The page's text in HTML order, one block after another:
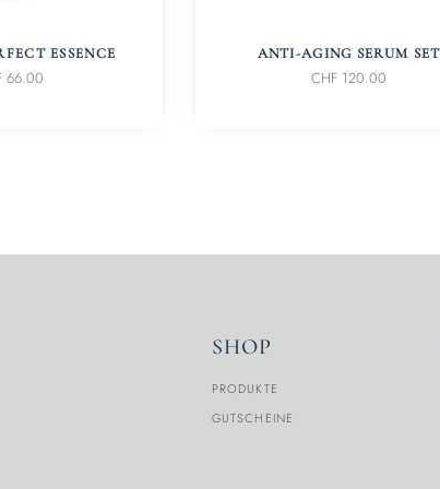
ESSENCE
66.00
IN DEN WARENKORB
ANTI-AGING SERUM SET
CHF 120.00
SHOP
PRODUKTE
GUTSCHEINE